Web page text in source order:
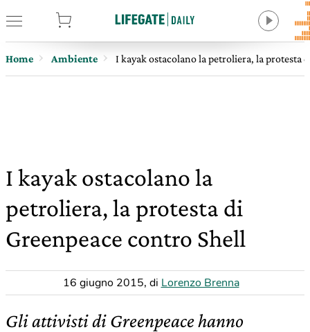
Home Ambiente I kayak ostacolano la petroliera, la protesta
I kayak ostacolano la
petroliera, la protesta di
Greenpeace contro Shell
16 giugno 2015, di Lorenzo Brenna
Gli attivisti di Greenpeace hanno